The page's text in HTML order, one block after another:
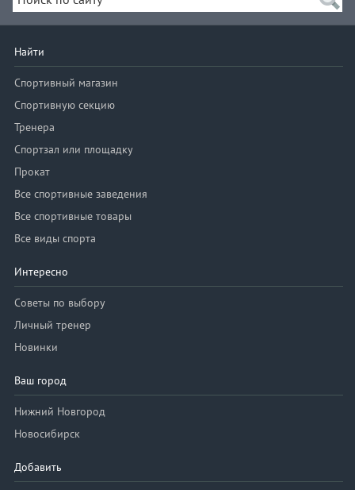
Найти
Спортивный магазин
Спортивную секцию
Тренера
Спортзал или площадку
Прокат
Все спортивные заведения
Все спортивные товары
Все виды спорта
Интересно
Советы по выбору
Личный тренер
Новинки
Ваш город
Нижний Новгород
Новосибирск
Добавить